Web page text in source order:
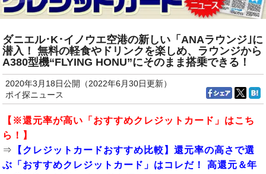
ダニエル･K･イノウエ空港の新しい「ANAラウンジ｣に
潜入！ 無料の軽食やドリンクを楽しめ、ラウンジから
A380型機“FLYING HONU”にそのまま搭乗できる！
2020年3月18日公開（2022年6月30日更新）
ポイ探ニュース
【※還元率が高い「おすすめクレジットカード」はこち
ら！】
⇒
【クレジットカードおすすめ比較】還元率の高さで選
ぶ「おすすめクレジットカード」はコレだ！ 高還元＆年